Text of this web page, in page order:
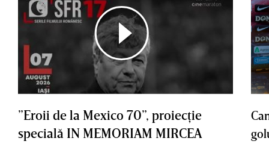
”Eroii de la Mexico 70”, proiecţie
specială IN MEMORIAM MIRCEA